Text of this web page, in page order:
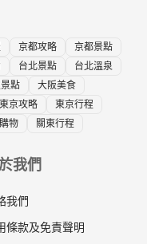
京都攻略
京都景點
台北景點
台北溫泉
點
大阪美食
東京攻略
東京行程
購物 關東行程
我們
我們
條款及免責聲明